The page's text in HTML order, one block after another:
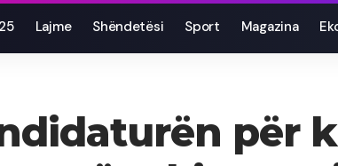
Lajme Shëndetësi Sport Magazina
për